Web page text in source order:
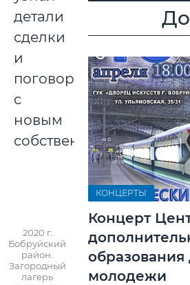
детали
сделки
и
поговорил
с
новым
собственником.
2020 г.
Бобруйский
район.
Загородный
лагерь
КОНЦЕРТЫ
Концерт
образования
молодежи